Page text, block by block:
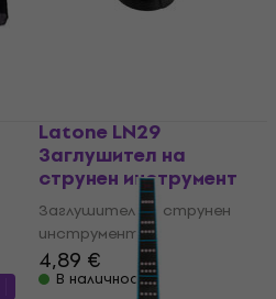
Latone LN29
Заглушител на
струнен инструмент
Заглушител на струнен
инструмент
4,89 €
В наличност